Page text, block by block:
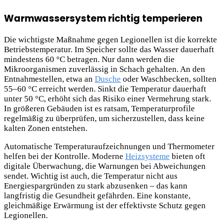
Warmwassersystem richtig temperieren
Die wichtigste Maßnahme gegen Legionellen ist die korrekte
Betriebstemperatur. Im Speicher sollte das Wasser dauerhaft
mindestens 60 °C betragen. Nur dann werden die
Mikroorganismen zuverlässig in Schach gehalten. An den
Entnahmestellen, etwa an Dusche oder Waschbecken, sollten
55–60 °C erreicht werden. Sinkt die Temperatur dauerhaft
unter 50 °C, erhöht sich das Risiko einer Vermehrung stark.
In größeren Gebäuden ist es ratsam, Temperaturprofile
regelmäßig zu überprüfen, um sicherzustellen, dass keine
kalten Zonen entstehen.
Automatische Temperaturaufzeichnungen und Thermometer
helfen bei der Kontrolle. Moderne Heizsysteme bieten oft
digitale Überwachung, die Warnungen bei Abweichungen
sendet. Wichtig ist auch, die Temperatur nicht aus
Energiespargründen zu stark abzusenken – das kann
langfristig die Gesundheit gefährden. Eine konstante,
gleichmäßige Erwärmung ist der effektivste Schutz gegen
Legionellen.